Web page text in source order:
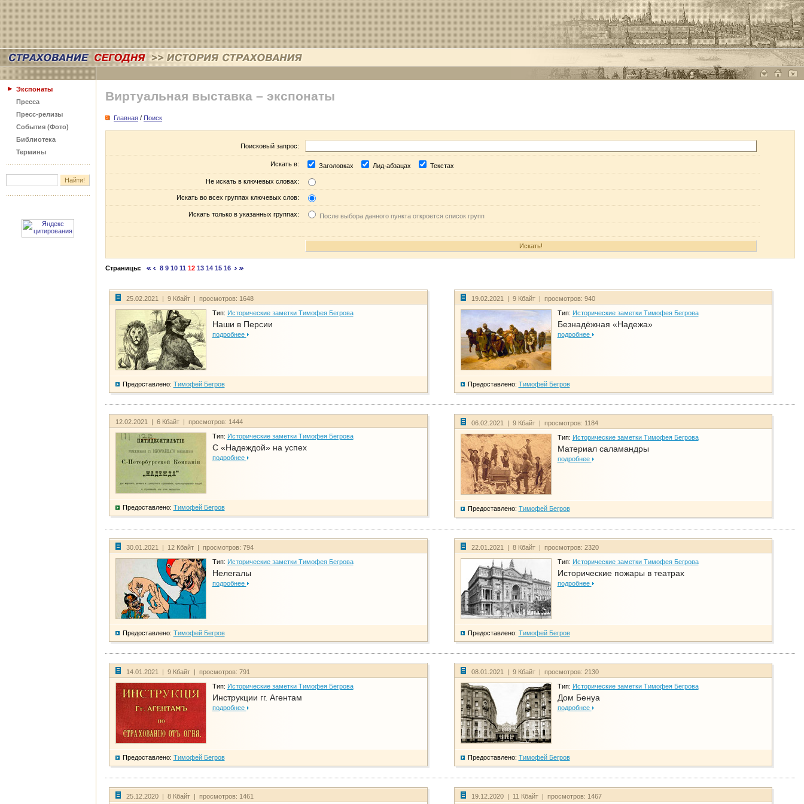
Экспонаты
Пресса
Пресс-релизы
События (Фото)
Библиотека
Термины
Виртуальная выставка – экспонаты
Главная / Поиск
Поисковый запрос:
Искать в: Заголовках Лид-абзацах Текстах
Не искать в ключевых словах:
Искать во всех группах ключевых слов:
Искать только в указанных группах: После выбора данного пункта откроется список групп
Страницы: 8 9 10 11 12 13 14 15 16
25.02.2021 | 9 Кбайт | просмотров: 1648
Тип: Исторические заметки Тимофея Бегрова
Наши в Персии
подробнее
Предоставлено: Тимофей Бегров
19.02.2021 | 9 Кбайт | просмотров: 940
Тип: Исторические заметки Тимофея Бегрова
Безнадёжная «Надежа»
подробнее
Предоставлено: Тимофей Бегров
12.02.2021 | 6 Кбайт | просмотров: 1444
Тип: Исторические заметки Тимофея Бегрова
С «Надеждой» на успех
подробнее
Предоставлено: Тимофей Бегров
06.02.2021 | 9 Кбайт | просмотров: 1184
Тип: Исторические заметки Тимофея Бегрова
Материал саламандры
подробнее
Предоставлено: Тимофей Бегров
30.01.2021 | 12 Кбайт | просмотров: 794
Тип: Исторические заметки Тимофея Бегрова
Нелегалы
подробнее
Предоставлено: Тимофей Бегров
22.01.2021 | 8 Кбайт | просмотров: 2320
Тип: Исторические заметки Тимофея Бегрова
Исторические пожары в театрах
подробнее
Предоставлено: Тимофей Бегров
14.01.2021 | 9 Кбайт | просмотров: 791
Тип: Исторические заметки Тимофея Бегрова
Инструкции гг. Агентам
подробнее
Предоставлено: Тимофей Бегров
08.01.2021 | 9 Кбайт | просмотров: 2130
Тип: Исторические заметки Тимофея Бегрова
Дом Бенуа
подробнее
Предоставлено: Тимофей Бегров
25.12.2020 | 8 Кбайт | просмотров: 1461 19.12.2020 | 11 Кбайт | просмотров: 1467